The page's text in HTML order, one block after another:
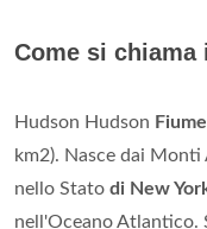
Come si chiama
Hudson Hudson Fiume
km2). Nasce dai
nello Stato di New
nell'Oceano Atlantico.